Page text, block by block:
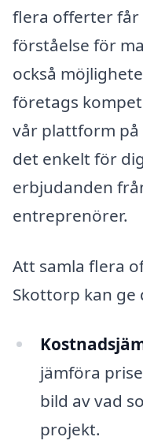
flera offerter får
förståelse för
också
företags
vår plattform
det enkelt för
erbjudanden
entreprenörer.
Att samla flera
Skottorp kan ge
jämföra
bild av vad
projekt.